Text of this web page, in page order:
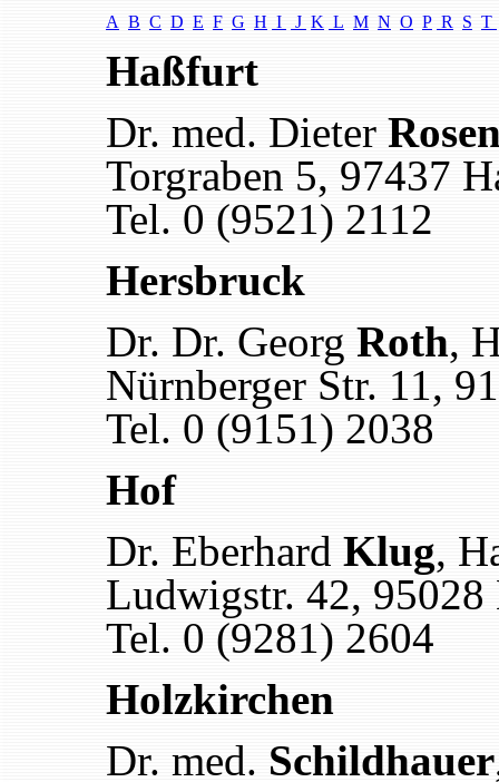
A B C D E F G H I J K L M N O P R S T
Haßfurt
Dr. med. Dieter
Torgraben 5, 97437
Tel. 0 (9521) 2112
Hersbruck
Dr. Dr. Georg Roth,
Nürnberger Str. 11,
Tel. 0 (9151) 2038
Hof
Dr. Eberhard Klug,
Ludwigstr. 42, 95028
Tel. 0 (9281) 2604
Holzkirchen
Dr. med. Schildhauer